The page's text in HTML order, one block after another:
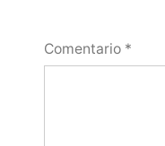
Comentario *